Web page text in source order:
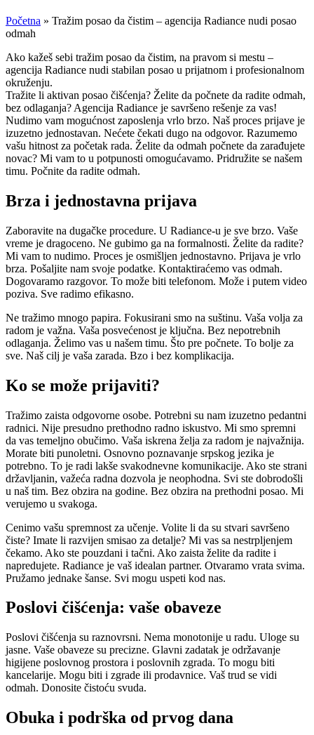
Početna » Tražim posao da čistim – agencija Radiance nudi posao
odmah
Ako kažeš sebi tražim posao da čistim, na pravom si mestu –
agencija Radiance nudi stabilan posao u prijatnom i profesionalnom
okruženju.
Tražite li aktivan posao čišćenja? Želite da počnete da radite odmah,
bez odlaganja? Agencija Radiance je savršeno rešenje za vas!
Nudimo vam mogućnost zaposlenja vrlo brzo. Naš proces prijave je
izuzetno jednostavan. Nećete čekati dugo na odgovor. Razumemo
vašu hitnost za početak rada. Želite da odmah počnete da zarađujete
novac? Mi vam to u potpunosti omogućavamo. Pridružite se našem
timu. Počnite da radite odmah.
Brza i jednostavna prijava
Zaboravite na dugačke procedure. U Radiance-u je sve brzo. Vaše
vreme je dragoceno. Ne gubimo ga na formalnosti. Želite da radite?
Mi vam to nudimo. Proces je osmišljen jednostavno. Prijava je vrlo
brza. Pošaljite nam svoje podatke. Kontaktiraćemo vas odmah.
Dogovaramo razgovor. To može biti telefonom. Može i putem video
poziva. Sve radimo efikasno.
Ne tražimo mnogo papira. Fokusirani smo na suštinu. Vaša volja za
radom je važna. Vaša posvećenost je ključna. Bez nepotrebnih
odlaganja. Želimo vas u našem timu. Što pre počnete. To bolje za
sve. Naš cilj je vaša zarada. Bzo i bez komplikacija.
Ko se može prijaviti?
Tražimo zaista odgovorne osobe. Potrebni su nam izuzetno pedantni
radnici. Nije presudno prethodno radno iskustvo. Mi smo spremni
da vas temeljno obučimo. Vaša iskrena želja za radom je najvažnija.
Morate biti punoletni. Osnovno poznavanje srpskog jezika je
potrebno. To je radi lakše svakodnevne komunikacije. Ako ste strani
državljanin, važeća radna dozvola je neophodna. Svi ste dobrodošli
u naš tim. Bez obzira na godine. Bez obzira na prethodni posao. Mi
verujemo u svakoga.
Cenimo vašu spremnost za učenje. Volite li da su stvari savršeno
čiste? Imate li razvijen smisao za detalje? Mi vas sa nestrpljenjem
čekamo. Ako ste pouzdani i tačni. Ako zaista želite da radite i
napredujete. Radiance je vaš idealan partner. Otvaramo vrata svima.
Pružamo jednake šanse. Svi mogu uspeti kod nas.
Poslovi čišćenja: vaše obaveze
Poslovi čišćenja su raznovrsni. Nema monotonije u radu. Uloge su
jasne. Vaše obaveze su precizne. Glavni zadatak je održavanje
higijene poslovnog prostora i poslovnih zgrada. To mogu biti
kancelarije. Mogu biti i zgrade ili prodavnice. Vaš trud se vidi
odmah. Donosite čistoću svuda.
Obuka i podrška od prvog dana